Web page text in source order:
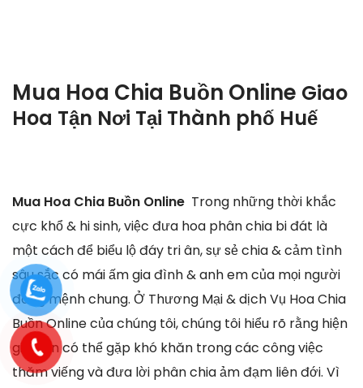
Mua Hoa Chia Buồn Online Giao
Hoa Tận Nơi Tại Thành phố Huế
Mua Hoa Chia Buồn Online Trong những thời khắc
cực khổ & hi sinh, việc đưa hoa phân chia bi đát là
một cách để biểu lộ đáy tri ân, sự sẻ chia & cảm tình
sâu sắc có mái ấm gia đình & anh em của mọi người
đang mệnh chung. Ở Thương Mại & dịch Vụ Hoa Chia
Buồn Online của chúng tôi, chúng tôi hiểu rõ rằng hiện
giờ bạn có thể gặp khó khăn trong các công việc
thăm viếng và đưa lời phân chia ảm đạm liên đới. Vì